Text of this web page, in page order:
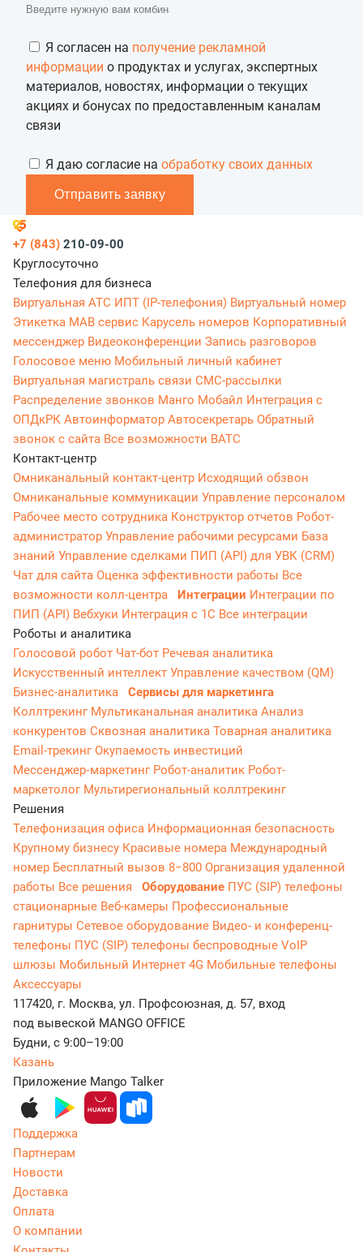
Я согласен на получение рекламной
информации о продуктах и услугах, экспертных
материалов, новостях, информации о текущих
акциях и бонусах по предоставленным каналам
связи
Я даю согласие на обработку своих данных
Отправить заявку
+7 (843) 210-09-00
Круглосуточно
Телефония для бизнеса
Виртуальная АТС ИПТ (IP-телефония) Виртуальный номер
Этикетка МАВ сервис Карусель номеров Корпоративный
мессенджер Видеоконференции Запись разговоров
Голосовое меню Мобильный личный кабинет
Виртуальная магистраль связи СМС-рассылки
Распределение звонков Манго Мобайл Интеграция с
ОПДкРК Автоинформатор Автосекретарь Обратный
звонок с сайта Все возможности ВАТС
Контакт-центр
Омниканальный контакт-центр Исходящий обзвон
Омниканальные коммуникации Управление персоналом
Рабочее место сотрудника Конструктор отчетов Робот-
администратор Управление рабочими ресурсами База
знаний Управление сделками ПИП (API) для УВК (CRM)
Чат для сайта Оценка эффективности работы Все
возможности колл-центра
Интеграции Интеграции по
ПИП (API) Вебхуки Интеграция с 1С Все интеграции
Роботы и аналитика
Голосовой робот Чат-бот Речевая аналитика
Искусственный интеллект Управление качеством (QM)
Бизнес-аналитика
Сервисы для маркетинга
Коллтрекинг Мультиканальная аналитика Анализ
конкурентов Сквозная аналитика Товарная аналитика
Email-трекингОкупаемость инвестиций
Мессенджер‑маркетинг Робот-аналитик Робот-
маркетолог Мультирегиональный коллтрекинг
Решения
Телефонизация офиса Информационная безопасность
Крупному бизнесу Красивые номера Международный
номер Бесплатный вызов 8−800 Организация удаленной
работы Все решения Оборудование ПУС (SIP) телефоны
стационарные Веб-камеры Профессиональные
гарнитуры Сетевое оборудование Видео- и конференц-
телефоны ПУС (SIP) телефоны беспроводные VoIP
шлюзы Мобильный Интернет 4G Мобильные телефоны
Аксессуары
117420, г. Москва, ул. Профсоюзная, д. 57, вход
под вывеской MANGO OFFICE
Будни, с 9:00–19:00
Казань
Приложение Mango Talker
Поддержка
Партнерам
Новости
Доставка
Оплата
О компании